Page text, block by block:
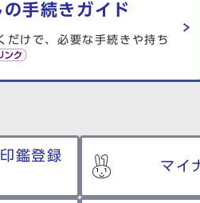
の手続きガイド
だけで、必要な手続きや持ち
鑑登録
マイ